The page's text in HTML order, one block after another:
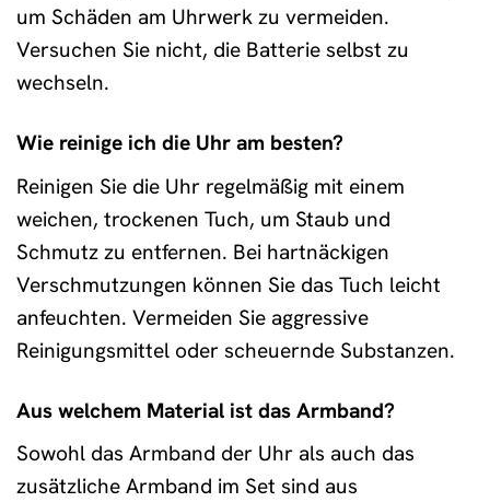
um Schäden am Uhrwerk zu vermeiden.
Versuchen Sie nicht, die Batterie selbst zu
wechseln.
Wie reinige ich die Uhr am besten?
Reinigen Sie die Uhr regelmäßig mit einem
weichen, trockenen Tuch, um Staub und
Schmutz zu entfernen. Bei hartnäckigen
Verschmutzungen können Sie das Tuch leicht
anfeuchten. Vermeiden Sie aggressive
Reinigungsmittel oder scheuernde Substanzen.
Aus welchem Material ist das Armband?
Sowohl das Armband der Uhr als auch das
zusätzliche Armband im Set sind aus